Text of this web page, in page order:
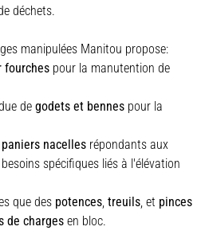
déchets.
manipulées Manitou propose:
fourches pour la manutention de
de godets et bennes pour la
paniers nacelles répondants aux
spécifiques liés à l'élévation
que des potences treuils et pinces
de charges en bloc.